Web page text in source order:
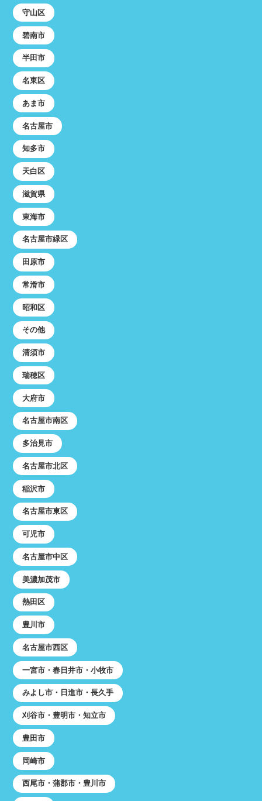
守山区
碧南市
半田市
名東区
あま市
名古屋市
知多市
天白区
滋賀県
東海市
名古屋市緑区
田原市
常滑市
昭和区
その他
清須市
瑞穂区
大府市
名古屋市南区
多治見市
名古屋市北区
稲沢市
名古屋市東区
可児市
名古屋市中区
美濃加茂市
熱田区
豊川市
名古屋市西区
一宮市・春日井市・小牧市
みよし市・日進市・長久手
刈谷市・豊明市・知立市
豊田市
岡崎市
西尾市・蒲郡市・豊川市